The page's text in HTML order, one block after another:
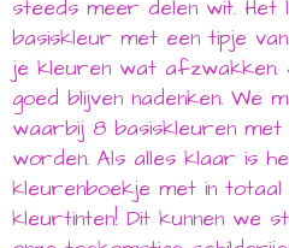
steeds meer delen wit.
basiskleur met een tipje
je kleuren wat
goed blijven nadenken. We
waarbij 8 basiskleuren met
worden. Als alles klaar is
kleurenboekje met in totaal
kleurtinten! Dit kunnen we